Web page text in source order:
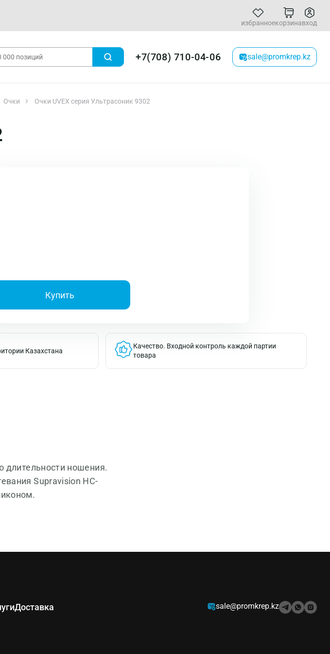
избранноекорзинавход
+7(708) 710-04-06 sale@promkrep.kz
Очки Очки UVEX серия Ультрасоник 9302
Купить
Казахстана
Качество. Входной контроль каждой партии
товара
длительности ношения.
Supravision HC-
Доставка sale@promkrep.kz